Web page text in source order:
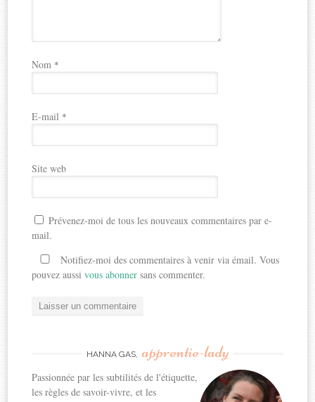
Nom *
E-mail *
Site web
Prévenez-moi de tous les nouveaux commentaires par e-
mail.
Notifiez-moi des commentaires à venir via émail. Vous
pouvez aussivous abonner sans commenter.
HANNA GAS, apprentie-lady
Passionnée par les subtilités de l'étiquette,
les règles de savoir-vivre, et les